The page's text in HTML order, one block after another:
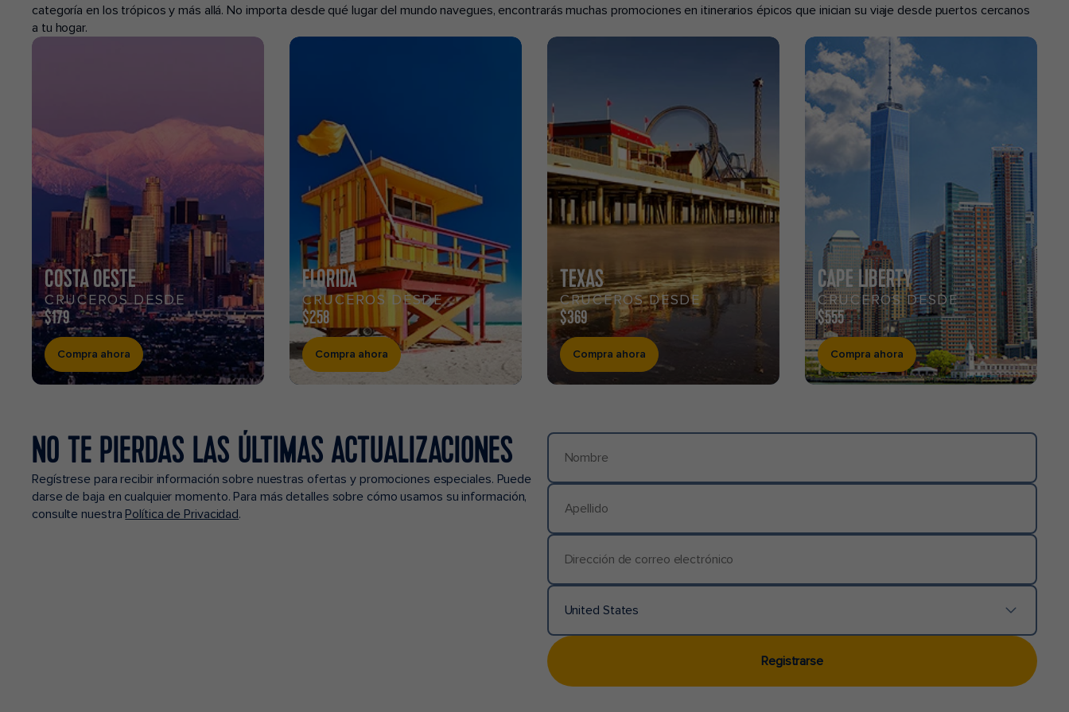
categoría en los trópicos y más allá. No importa desde qué lugar del mundo navegues, encontrarás muchas promociones en itinerarios épicos que inician su viaje desde puertos cercanos
a tu hogar.
COSTA OESTE
CRUCEROS DESDE
$179
Compra ahora
FLORIDA
CRUCEROS DESDE
$258
Compra ahora
TEXAS
CRUCEROS DESDE
$369
Compra ahora
CAPE LIBERTY
CRUCEROS DESDE
$555
Compra ahora
NO TE PIERDAS LAS ÚLTIMAS ACTUALIZACIONES
Regístrese para recibir información sobre nuestras ofertas y promociones especiales. Puede
darse de baja en cualquier momento. Para más detalles sobre cómo usamos su información,
consulte nuestra Política de Privacidad.
Nombre
Apellido
Dirección de correo electrónico
País/Ubicación
United States
Registrarse